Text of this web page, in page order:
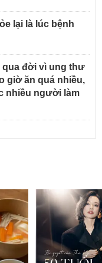
lại là lúc bệnh
đời vì ung thư
giờ ăn quá nhiều,
nhiều người làm